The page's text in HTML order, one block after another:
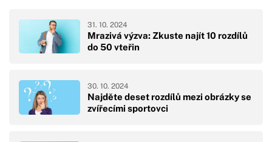
Mrazivá výzva: Zkuste najít 10 rozdílů
do 50 vteřin
31. 10. 2024
Najděte deset rozdílů mezi obrázky se
zvířecími sportovci
30. 10. 2024